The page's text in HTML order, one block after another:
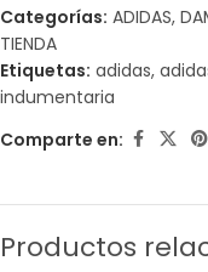
Categorías: ADIDAS,
TIENDA
Etiquetas: adidas,
indumentaria
Comparte en:
Productos